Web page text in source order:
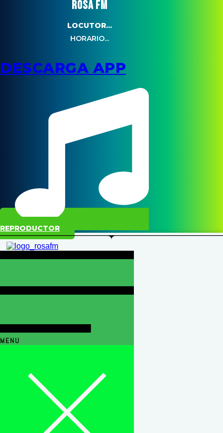
ROSA FM
LOCUTOR...
HORARIO...
DESCARGA APP
REPRODUCTOR
MENU